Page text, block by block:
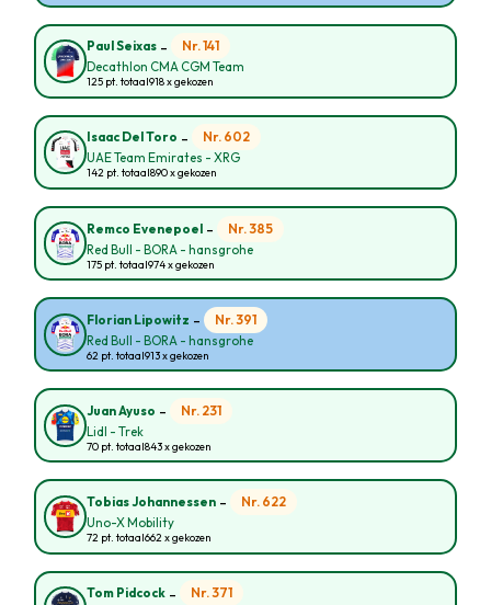
Paul Seixas - Nr. 141
Decathlon CMA CGM Team
125 pt. totaal918 x gekozen
Isaac Del Toro - Nr. 602
UAE Team Emirates - XRG
142 pt. totaal890 x gekozen
Remco Evenepoel - Nr. 385
Red Bull - BORA - hansgrohe
175 pt. totaal974 x gekozen
Florian Lipowitz - Nr. 391
Red Bull - BORA - hansgrohe
62 pt. totaal913 x gekozen
Juan Ayuso - Nr. 231
Lidl - Trek
70 pt. totaal843 x gekozen
Tobias Johannessen - Nr. 622
Uno-X Mobility
72 pt. totaal662 x gekozen
Tom Pidcock - Nr. 371